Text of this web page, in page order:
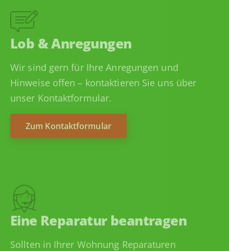
Lob & Anregungen
Wir sind gern für Ihre Anregungen und
Hinweise offen – kontaktieren Sie uns über
unser Kontaktformular.
Zum Kontaktformular
Eine Reparatur beantragen
Sollten in Ihrer Wohnung Reparaturen